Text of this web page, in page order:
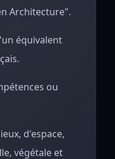
Architecture".
équivalent
ou
d'espace,
végétale et